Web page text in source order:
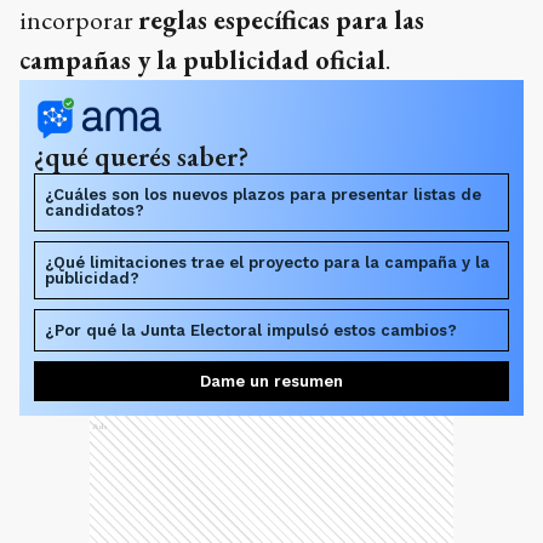
incorporarreglas específicas para las
campañas y la publicidad oficial.
¿qué querés saber?
¿Cuáles son los nuevos plazos para presentar listas de
candidatos?
¿Qué limitaciones trae el proyecto para la campaña y la
publicidad?
¿Por qué la Junta Electoral impulsó estos cambios?
Dame un resumen
Ads